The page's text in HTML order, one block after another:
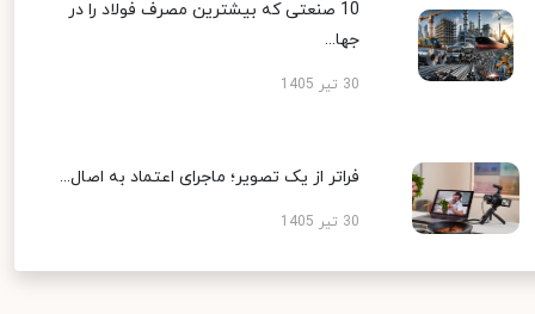
10 صنعتی که بیشترین مصرف فولاد را در
جها...
30 تیر 1405
فراتر از یک تصویر؛ ماجرای اعتماد به اصال...
30 تیر 1405